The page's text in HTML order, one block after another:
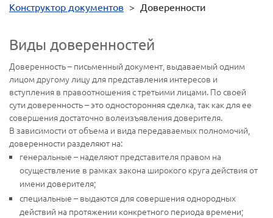
Конструктор документов > Доверенности
Виды доверенностей
Доверенность – письменный документ, выдаваемый одним
лицом другому лицу для представления интересов и
вступления в правоотношения с третьими лицами. По своей
сути доверенность – это односторонняя сделка, так как для ее
совершения достаточно волеизъявления доверителя.
В зависимости от объема и вида передаваемых полномочий,
доверенности разделяют на:
генеральные – наделяют представителя правом на
осуществление в рамках закона широкого круга действия от
имени доверителя;
специальные – выдаются для совершения однородных
действий на протяжении конкретного периода времени;